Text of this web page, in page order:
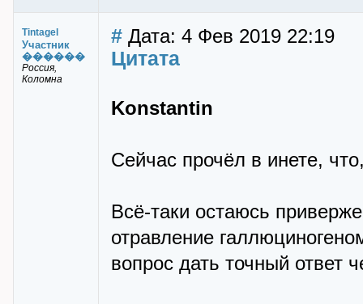
Tintagel
Участник
������
Россия,
Коломна
# Дата: 4 Фев 2019 22:19
Цитата
Konstantin
Сейчас прочёл в инете,
Всё-таки остаюсь
отравление
вопрос дать точный ответ